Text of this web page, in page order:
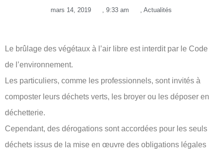
mars 14, 2019 , 9:33 am , Actualités
Le brûlage des végétaux à l’air libre est interdit par le Code
de l’environnement.
Les particuliers, comme les professionnels, sont invités à
composter leurs déchets verts, les broyer ou les déposer en
déchetterie.
Cependant, des dérogations sont accordées pour les seuls
déchets issus de la mise en œuvre des obligations légales